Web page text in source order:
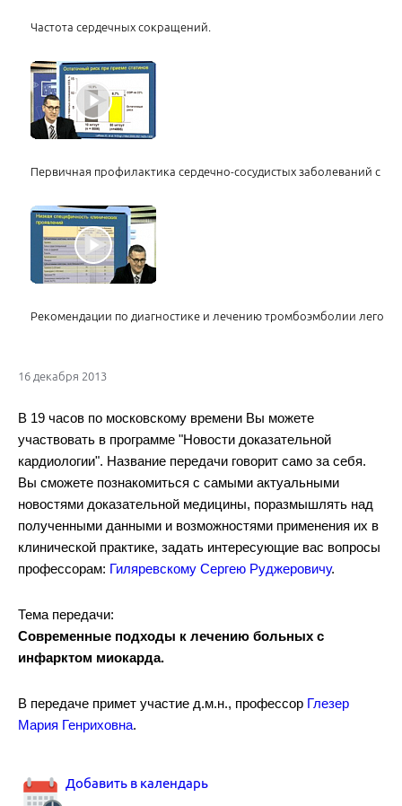
Частота сердечных сокращений.
Первичная профилактика сердечно-сосудистых заболеваний с
Рекомендации по диагностике и лечению тромбоэмболии
Аортальный стеноз.
16 декабря 2013
В 19 часов по московскому времени Вы можете
участвовать в программе "Новости доказательной
кардиологии". Название передачи говорит само за себя.
Вы сможете познакомиться с самыми актуальными
новостями доказательной медицины, поразмышлять над
полученными данными и возможностями применения их в
клинической практике, задать интересующие вас вопросы
профессорам: Гиляревскому Сергею Руджеровичу.
Тема передачи:
Современные подходы к лечению больных с
инфарктом миокарда.
В передаче примет участие д.м.н., профессор Глезер
Мария Генриховна.
Добавить в календарь